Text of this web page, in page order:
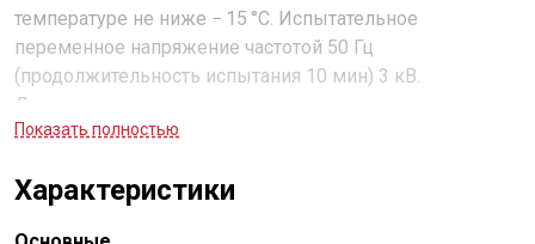
температуре не ниже − 15 °С. Испытательное
переменное напряжение частотой 50 Гц
(продолжительность испытания 10 мин) 3 кВ.
Длительно допустимая температура нагрева жил
кабелей при эксплуатации + 70 °С. Строительная длина
Показать полностью
Характеристики